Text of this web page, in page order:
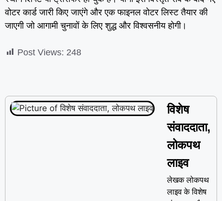
वोटर कार्ड जारी किए जाएंगे और एक फाइनल वोटर लिस्ट तैयार की
जाएगी जो आगामी चुनावों के लिए शुद्ध और विश्वसनीय होगी।
Post Views: 248
विशेष
संवाददाता,
लोकपथ
लाइव
लेखक लोकपथ
लाइव के विशेष